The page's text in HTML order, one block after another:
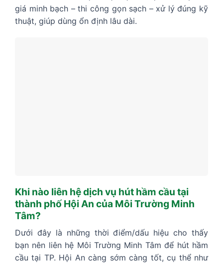
giá minh bạch – thi công gọn sạch – xử lý đúng kỹ
thuật, giúp dùng ổn định lâu dài.
Khi nào liên hệ dịch vụ hút hầm cầu tại
thành phố Hội An của Môi Trường Minh
Tâm?
Dưới đây là những thời điểm/dấu hiệu cho thấy
bạn nên liên hệ Môi Trường Minh Tâm để hút hầm
cầu tại TP. Hội An càng sớm càng tốt, cụ thể như